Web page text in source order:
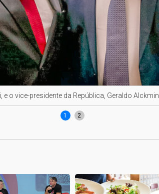
e o vice-presidente da República, Geraldo Alckmin.
1 2